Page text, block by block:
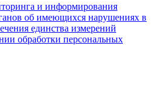
и информирования
об имеющихся нарушениях в
единства измерений
обработки персональных